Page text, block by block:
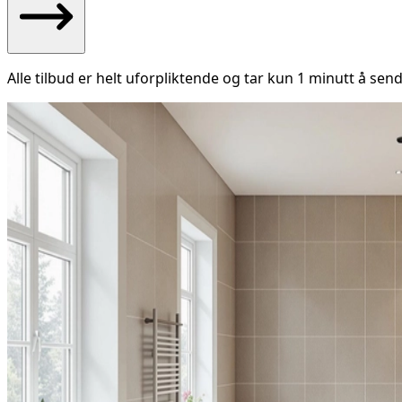
Alle tilbud er helt uforpliktende og tar kun 1 minutt å